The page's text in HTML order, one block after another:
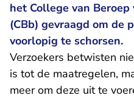
het College van
(CBb) gevraagd om de
voorlopig te schorsen.
Verzoekers betwisten
is tot de maatregelen,
meer om deze uit te